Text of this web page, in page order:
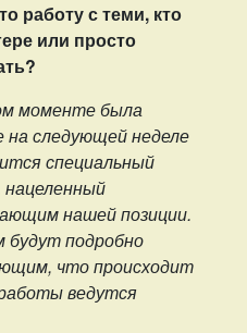
работу с теми, кто
или просто
моменте была
следующей неделе
специальный
нашей позиции.
подробно
что происходит
ведутся